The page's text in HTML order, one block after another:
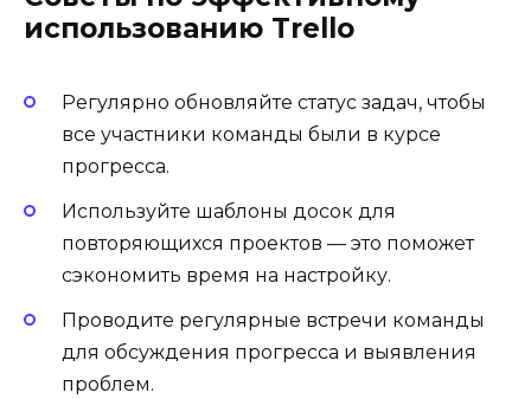
использованию Trello
Регулярно обновляйте статус задач, чтобы
все участники команды были в курсе
прогресса.
Используйте шаблоны досок для
повторяющихся проектов — это поможет
сэкономить время на настройку.
Проводите регулярные встречи команды
для обсуждения прогресса и выявления
проблем.